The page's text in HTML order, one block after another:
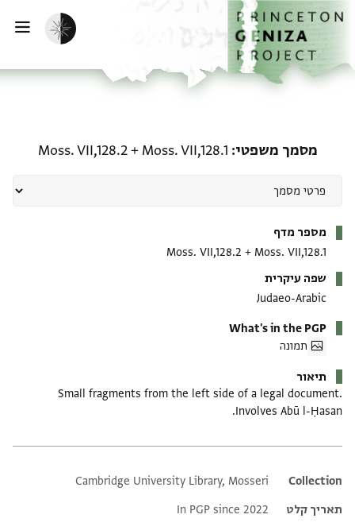
לתוכןהבית
הפעלת מצב כהה
מסמך משפטי Moss. VII,128.1
+
Moss. VII,128.2
מספר מדף
Moss. VII,128.1
+
Moss. VII,128.2
שפה עיקרית
Judaeo-Arabic
What's in the PGP
תמונה
תיאור
Small fragments from the left side of a legal document.
Involves Abū l-Ḥasan.
Additional metadata
Collection
Cambridge University Library, Mosseri
תאריך קלט
In PGP since 2022